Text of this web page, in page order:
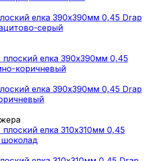
елка 390х390мм 0,45 Drap
серый
елка 390х390мм 0,45 Drap